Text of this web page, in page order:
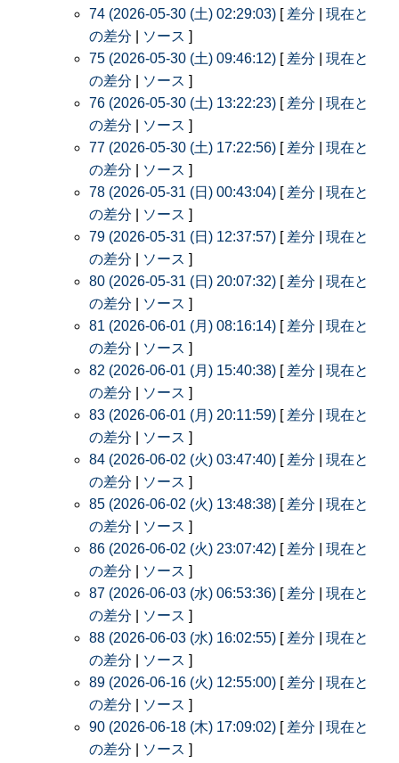
74 (2026-05-30 (土) 02:29:03) [ 差分
現在と
の差分
ソース ]
75 (2026-05-30 (土) 09:46:12) [ 差分
現在と
の差分
ソース ]
76 (2026-05-30 (土) 13:22:23) [ 差分
現在と
の差分
ソース ]
77 (2026-05-30 (土) 17:22:56) [ 差分
現在と
の差分
ソース ]
78 (2026-05-31 (日) 00:43:04) [ 差分
現在と
の差分
ソース ]
79 (2026-05-31 (日) 12:37:57) [ 差分
現在と
の差分
ソース ]
80 (2026-05-31 (日) 20:07:32) [ 差分
現在と
の差分
ソース ]
81 (2026-06-01 (月) 08:16:14) [ 差分
現在と
の差分
ソース ]
82 (2026-06-01 (月) 15:40:38) [ 差分
現在と
の差分
ソース ]
83 (2026-06-01 (月) 20:11:59) [ 差分
現在と
の差分
ソース ]
84 (2026-06-02 (火) 03:47:40) [ 差分
現在と
の差分
ソース ]
85 (2026-06-02 (火) 13:48:38) [ 差分
現在と
の差分
ソース ]
86 (2026-06-02 (火) 23:07:42) [ 差分
現在と
の差分
ソース ]
87 (2026-06-03 (水) 06:53:36) [ 差分
現在と
の差分
ソース ]
88 (2026-06-03 (水) 16:02:55) [ 差分
現在と
の差分
ソース ]
89 (2026-06-16 (火) 12:55:00) [ 差分
現在と
の差分
ソース ]
90 (2026-06-18 (木) 17:09:02) [ 差分
現在と
の差分
ソース ]